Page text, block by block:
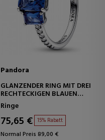
Pandora
GLÄNZENDER RING MIT DREI
RECHTECKIGEN BLAUEN
EDELSTEINEN 192389C01
Ringe
75,65 € 15% Rabatt
Normal Preis 89,00 €